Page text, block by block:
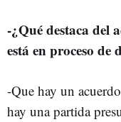
-¿Qué destaca del
está en proceso de
-Que hay un
hay una partida